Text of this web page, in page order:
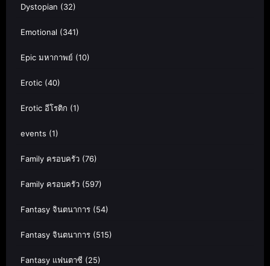
Dystopian (32)
Emotional (341)
Epic มหากาพย์ (10)
Erotic (40)
Erotic อีโรติก (1)
events (1)
Family ครอบครัว (76)
Family ครอบครัว (597)
Fantasy จินตนาการ (54)
Fantasy จินตนาการ (515)
Fantasy แฟนตาซี (25)